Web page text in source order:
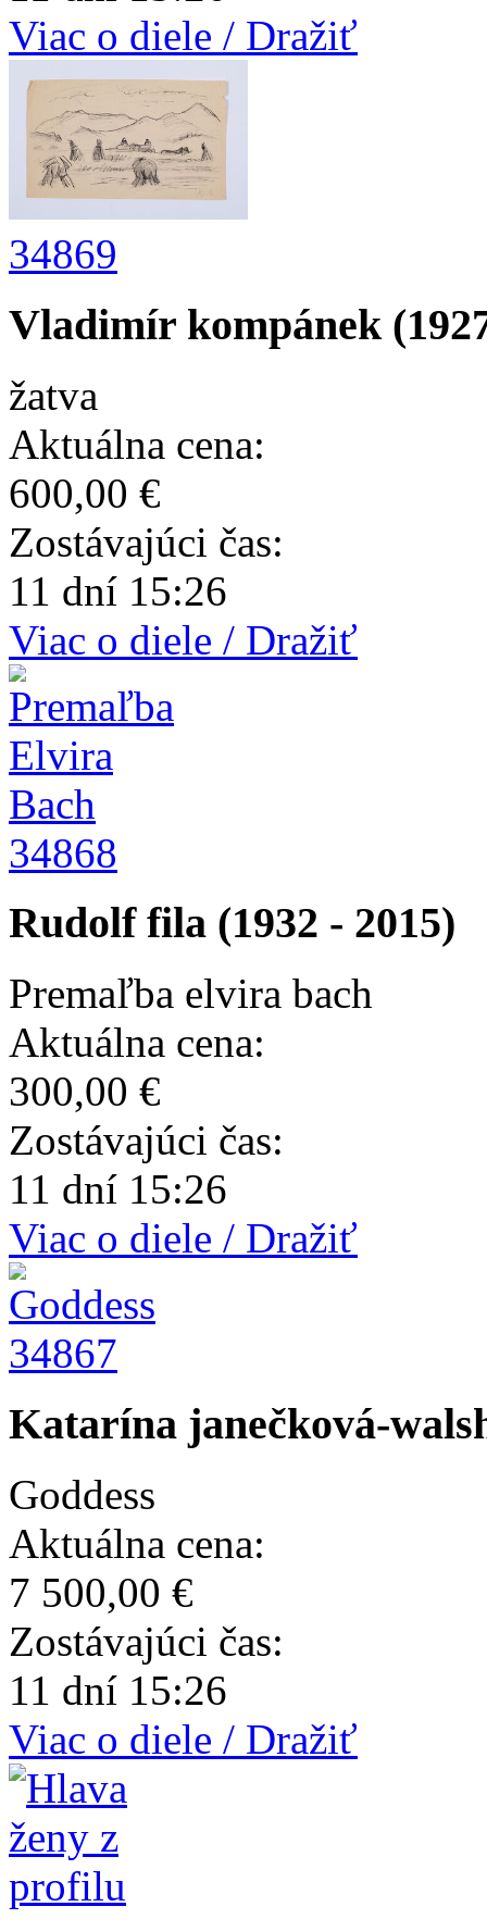
Viac o diele / Dražiť
34869
Vladimír kompánek
žatva
Aktuálna cena:
600,00 €
Zostávajúci čas:
11 dní 15:26
Viac o diele / Dražiť
34868
Rudolf fila (1932 - 2015)
Premaľba elvira bach
Aktuálna cena:
300,00 €
Zostávajúci čas:
11 dní 15:26
Viac o diele / Dražiť
34867
Katarína janečková-
Goddess
Aktuálna cena:
7 500,00 €
Zostávajúci čas:
11 dní 15:26
Viac o diele / Dražiť